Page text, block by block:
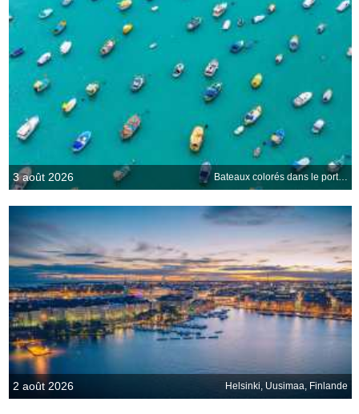
3 août 2026 Bateaux colorés dans le port de Marsaxlokk, Malte
2 août 2026 Helsinki, Uusimaa, Finlande